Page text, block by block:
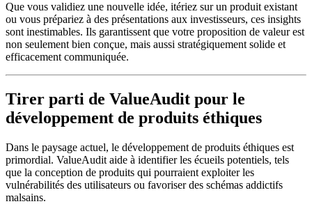
Que vous validiez une nouvelle idée, itériez sur un produit existant
ou vous prépariez à des présentations aux investisseurs, ces insights
sont inestimables. Ils garantissent que votre proposition de valeur est
non seulement bien conçue, mais aussi stratégiquement solide et
efficacement communiquée.
Tirer parti de ValueAudit pour le
développement de produits éthiques
Dans le paysage actuel, le développement de produits éthiques est
primordial. ValueAudit aide à identifier les écueils potentiels, tels
que la conception de produits qui pourraient exploiter les
vulnérabilités des utilisateurs ou favoriser des schémas addictifs
malsains.